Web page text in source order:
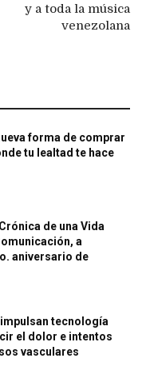
y a toda la música
venezolana
forma de comprar
tu lealtad te hace
de una Vida
a
aniversario de
tecnología
el dolor e intentos
vasculares